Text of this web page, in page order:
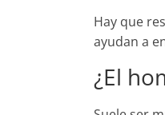
Hay que
ayudan a
¿El